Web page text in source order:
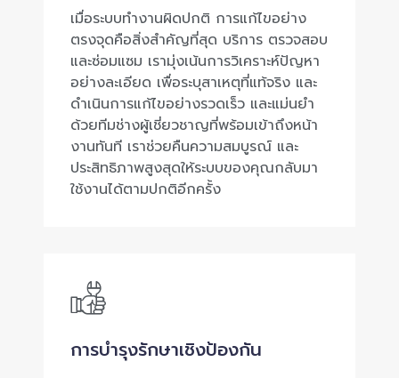
เมื่อระบบทำงานผิดปกติ การแก้ไขอย่าง
ตรงจุดคือสิ่งสำคัญที่สุด บริการ ตรวจสอบ
และซ่อมแซม เรามุ่งเน้นการวิเคราะห์ปัญหา
อย่างละเอียด เพื่อระบุสาเหตุที่แท้จริง และ
ดำเนินการแก้ไขอย่างรวดเร็ว และแม่นยำ
ด้วยทีมช่างผู้เชี่ยวชาญที่พร้อมเข้าถึงหน้า
งานทันที เราช่วยคืนความสมบูรณ์ และ
ประสิทธิภาพสูงสุดให้ระบบของคุณกลับมา
ใช้งานได้ตามปกติอีกครั้ง
การบำรุงรักษาเชิงป้องกัน